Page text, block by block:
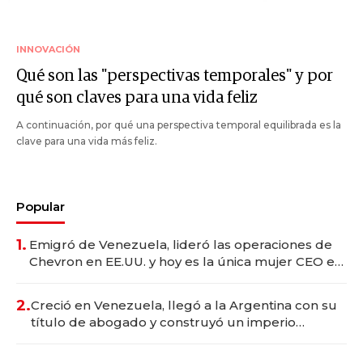
INNOVACIÓN
Qué son las "perspectivas temporales" y por
qué son claves para una vida feliz
A continuación, por qué una perspectiva temporal equilibrada es la
clave para una vida más feliz.
Popular
1. Emigró de Venezuela, lideró las operaciones de
Chevron en EE.UU. y hoy es la única mujer CEO en
2.Creció en Venezuela, llegó a la Argentina con su
título de abogado y construyó un imperio